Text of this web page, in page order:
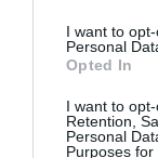
I want to
Personal
Opted In
I want to
Retention,
Personal
Purposes for
ΝΤΟΚΙΜΑΝΤΕΡ -
Κάθε